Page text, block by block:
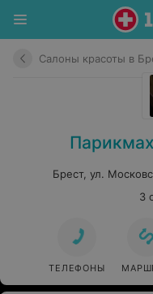
Салоны красоты в
Брест, ул.
3
ТЕЛЕФОНЫ